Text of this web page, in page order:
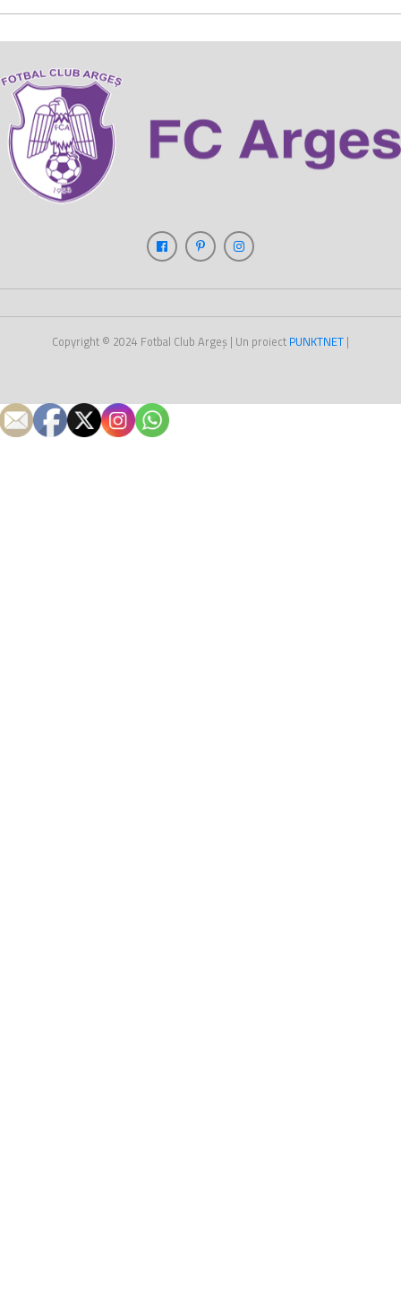
Copyright © 2024 Fotbal Club Argeș | Un proiect PUNKTNET |